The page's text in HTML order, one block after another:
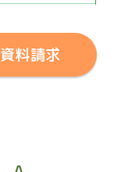
資料請求